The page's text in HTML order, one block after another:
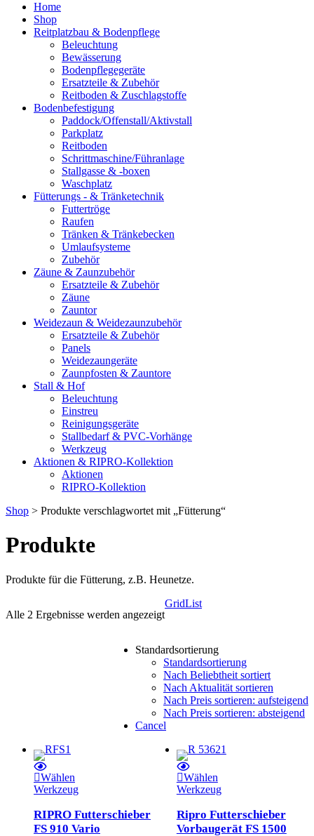
Home
Shop
Reitplatzbau & Bodenpflege
Beleuchtung
Bewässerung
Bodenpflegegeräte
Ersatzteile & Zubehör
Reitboden & Zuschlagstoffe
Bodenbefestigung
Paddock/Offenstall/Aktivstall
Parkplatz
Reitboden
Schrittmaschine/Führanlage
Stallgasse & -boxen
Waschplatz
Fütterungs - & Tränketechnik
Futtertröge
Raufen
Tränken & Tränkebecken
Umlaufsysteme
Zubehör
Zäune & Zaunzubehör
Ersatzteile & Zubehör
Zäune
Zauntor
Weidezaun & Weidezaunzubehör
Ersatzteile & Zubehör
Panels
Weidezaungeräte
Zaunpfosten & Zauntore
Stall & Hof
Beleuchtung
Einstreu
Reinigungsgeräte
Stallbedarf & PVC-Vorhänge
Werkzeug
Aktionen & RIPRO-Kollektion
Aktionen
RIPRO-Kollektion
Shop > Produkte verschlagwortet mit „Fütterung“
Produkte
Produkte für die Fütterung, z.B. Heunetze.
Alle 2 Ergebnisse werden angezeigt
Standardsortierung
Standardsortierung
Nach Beliebtheit sortiert
Nach Aktualität sortieren
Nach Preis sortieren: aufsteigend
Nach Preis sortieren: absteigend
Cancel
GridList
Wählen
Werkzeug
RIPRO Futterschieber
FS 910 Vario
Wählen
Werkzeug
Ripro Futterschieber
Vorbaugerät FS 1500